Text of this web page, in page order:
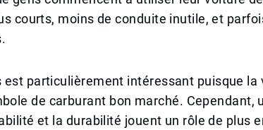
courts, moins de conduite inutile, et
est particulièrement intéressant puisque la
de carburant bon marché. Cependant,
et la durabilité jouent un rôle de plus